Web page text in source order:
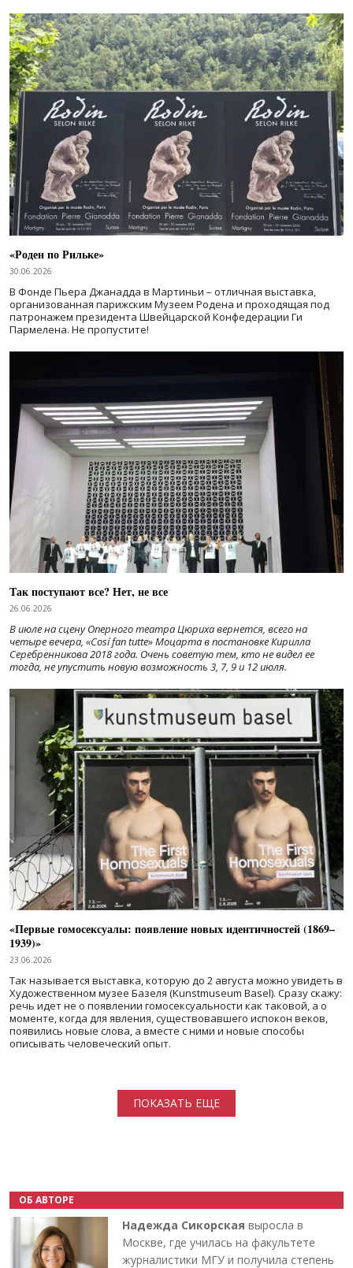
«Роден по Рильке»
30.06.2026
В Фонде Пьера Джанадда в Мартиньи – отличная выставка,
организованная парижским Музеем Родена и проходящая под
патронажем президента Швейцарской Конфедерации Ги
Пармелена. Не пропустите!
Так поступают все? Нет, не все
26.06.2026
В июле на сцену Оперного театра Цюриха вернется, всего на
четыре вечера, «Cosí fan tutte» Моцарта в постановке Кирилла
Серебренникова 2018 года. Очень советую тем, кто не видел ее
тогда, не упустить новую возможность 3, 7, 9 и 12 июля.
«Первые гомосексуалы: появление новых идентичностей (1869–
1939)»
23.06.2026
Так называется выставка, которую до 2 августа можно увидеть в
Художественном музее Базеля (Kunstmuseum Basel). Сразу скажу:
речь идет не о появлении гомосексуальности как таковой, а о
моменте, когда для явления, существовавшего испокон веков,
появились новые слова, а вместе с ними и новые способы
описывать человеческий опыт.
ПОКАЗАТЬ ЕЩЕ
ОБ АВТОРЕ
Надежда Сикорская выросла в
Москве, где училась на факультете
журналистики МГУ и получила степень